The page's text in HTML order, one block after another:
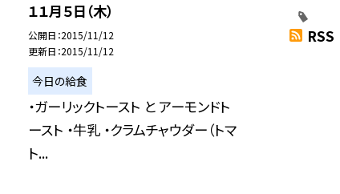
１１月５日（木）
公開日 2015/11/12
更新日 2015/11/12
今日の給食
・ガーリックトースト と アーモンドト
ースト ・牛乳 ・クラムチャウダー（トマ
ト...
RSS